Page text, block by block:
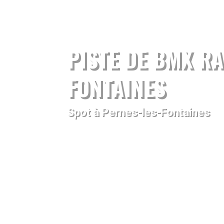
PISTE DE BMX
FONTAINES
Spot à Pernes-les-Fontaines